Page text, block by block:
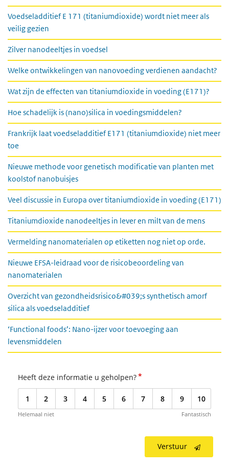
Voedseladditief E 171 (titaniumdioxide) wordt niet meer als
veilig gezien
Zilver nanodeeltjes in voedsel
Welke ontwikkelingen van nanovoeding verdienen aandacht?
Wat zijn de effecten van titaniumdioxide in voeding (E171)?
Hoe schadelijk is (nano)silica in voedingsmiddelen?
Frankrijk laat voedseladditief E171 (titaniumdioxide) niet meer
toe
Nieuwe methode voor genetisch modificatie van planten met
koolstof nanobuisjes
Veel discussie in Europa over titaniumdioxide in voeding (E171)
Titaniumdioxide nanodeeltjes in lever en milt van de mens
Vermelding nanomaterialen op etiketten nog niet op orde.
Nieuwe EFSA-leidraad voor de risicobeoordeling van
nanomaterialen
Overzicht van gezondheidsrisico&#039;s synthetisch amorf
silica als voedseladditief
‘Functional foods’: Nano-ijzer voor toevoeging aan
levensmiddelen
Heeft deze informatie u geholpen?*
1 2 3 4 5 6 7 8 9 10
Helemaal niet Fantastisch
Verstuur